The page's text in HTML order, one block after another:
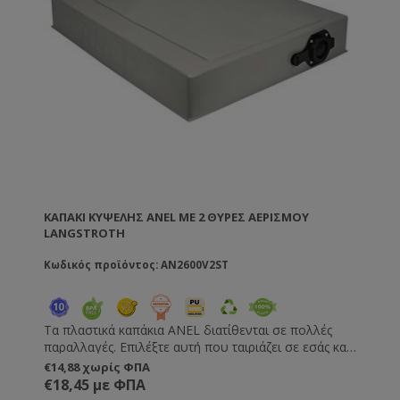
ΚΑΠΆΚΙ ΚΥΨΈΛΗΣ ANEL ΜΕ 2 ΘΎΡΕΣ ΑΕΡΙΣΜΟΎ
LANGSTROTH
Κωδικός προϊόντος: AN2600V2ST
Τα πλαστικά καπάκια ANEL διατίθενται σε πολλές
παραλλαγές. Επιλέξτε αυτή που ταιριάζει σε εσάς και
τις μέλισσές σας! Με 2 θύρες αερισμού . Διπλότοιχο
με πανίσχυρη μόνωση πολυουρεθάνης (PU) υψηλής
€14,88 χωρίς ΦΠΑ
€18,45 με ΦΠΑ